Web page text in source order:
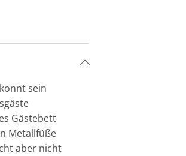
sein
Gästebett
Metallfüße
aber nicht